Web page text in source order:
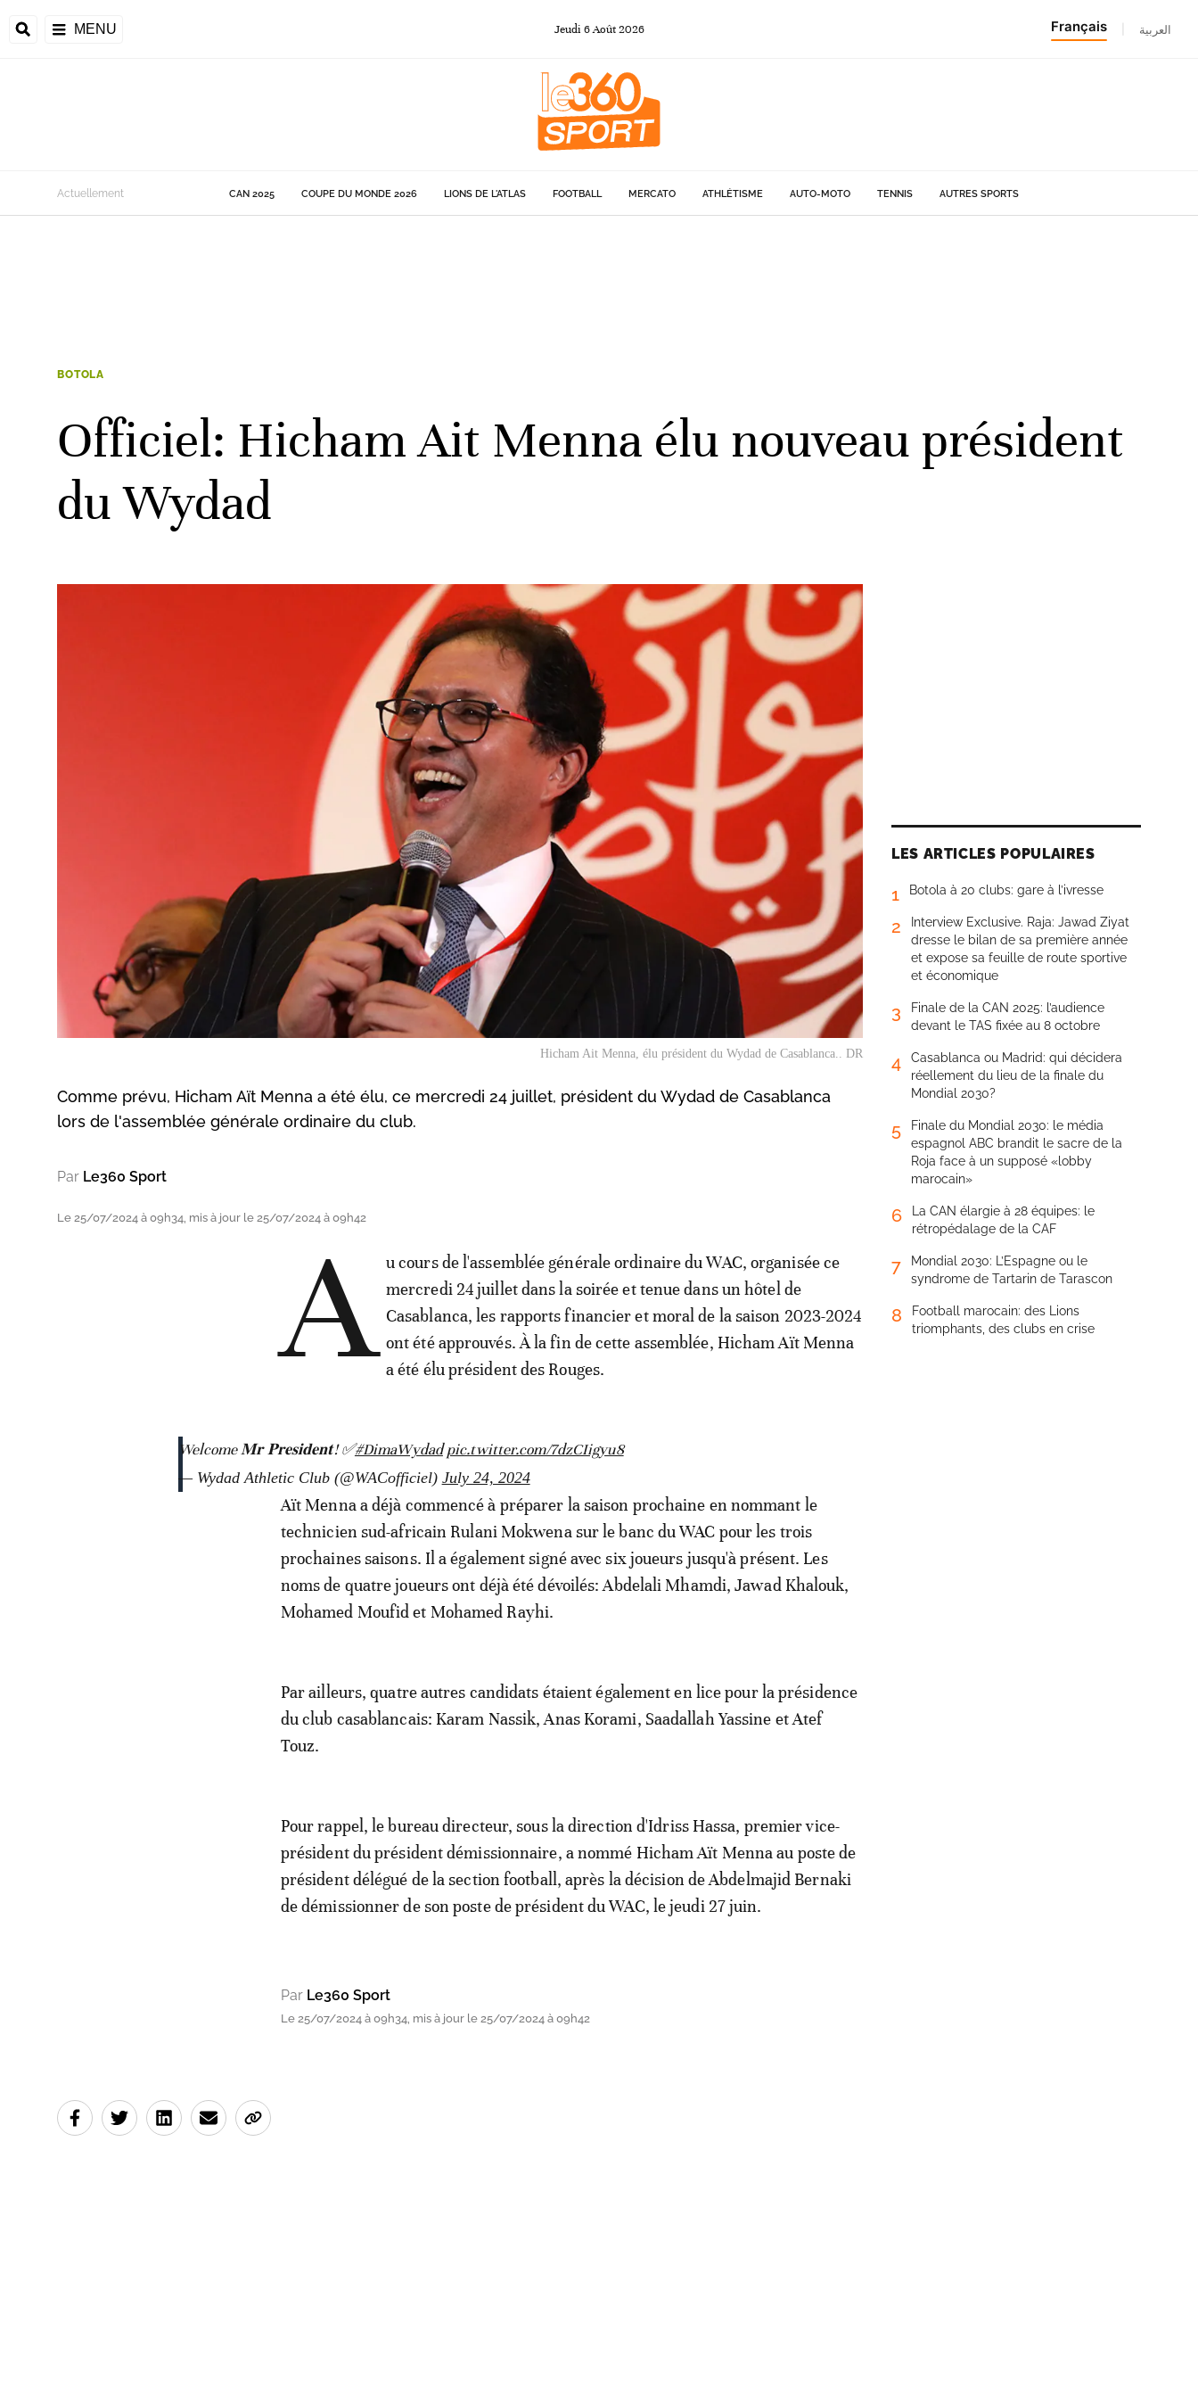
MENU Jeudi 6Août 2026 Français العربية
de la CAF
Actuellement CAN 2025 COUPE DU MONDE 2026 LIONS DE L'ATLAS FOOTBALL MERCATO ATHLÉTISME AUTO-MOTO TENNIS AUTRES SPORTS
BOTOLA
Officiel: Hicham Ait Menna élu nouveau président
du Wydad
Hicham Ait Menna, élu président du Wydad de Casablanca.. DR
Comme prévu, Hicham Aït Menna a été élu, ce mercredi 24 juillet, président du Wydad de Casablanca
lors de l'assemblée générale ordinaire du club.
Par Le360 Sport
Le 25/07/2024 à 09h34, mis à jour le 25/07/2024 à 09h42
A u cours de l'assemblée générale ordinaire du WAC, organisée ce
mercredi 24 juillet dans la soirée et tenue dans un hôtel de
Casablanca, les rapports financier et moral de la saison 2023-2024
ont été approuvés. À la fin de cette assemblée, Hicham Aït Menna
a été élu président des Rouges.
Welcome 𝐌𝐫 𝐏𝐫𝐞𝐬𝐢𝐝𝐞𝐧𝐭! ✅#DimaWydad pic.twitter.com/7dzCIigyu8
— Wydad Athletic Club (@WACofficiel) July 24, 2024
Aït Menna a déjà commencé à préparer la saison prochaine en nommant le
technicien sud-africain Rulani Mokwena sur le banc du WAC pour les trois
prochaines saisons. Il a également signé avec six joueurs jusqu'à présent. Les
noms de quatre joueurs ont déjà été dévoilés: Abdelali Mhamdi, Jawad Khalouk,
Mohamed Moufid et Mohamed Rayhi.
Par ailleurs, quatre autres candidats étaient également en lice pour la présidence
du club casablancais: Karam Nassik, Anas Korami, Saadallah Yassine et Atef
Touz.
Pour rappel, le bureau directeur, sous la direction d'Idriss Hassa, premier vice-
président du président démissionnaire, a nommé Hicham Aït Menna au poste de
président délégué de la section football, après la décision de Abdelmajid Bernaki
de démissionner de son poste de président du WAC, le jeudi 27 juin.
Par Le360 Sport
Le 25/07/2024 à 09h34, mis à jour le 25/07/2024 à 09h42
LES ARTICLES POPULAIRES
1 Botola à 20 clubs: gare à l’ivresse
2
Interview Exclusive. Raja: Jawad Ziyat
dresse le bilan de sa première année
et expose sa feuille de route sportive
et économique
3
Finale de la CAN 2025: l’audience
devant le TAS fixée au 8 octobre
4
Casablanca ou Madrid: qui décidera
réellement du lieu de la finale du
Mondial 2030?
5
Finale du Mondial 2030: le média
espagnol ABC brandit le sacre de la
Roja face à un supposé «lobby
marocain»
6
La CAN élargie à 28 équipes: le
rétropédalage de la CAF
7
Mondial 2030: L’Espagne ou le
syndrome de Tartarin de Tarascon
8
Football marocain: des Lions
triomphants, des clubs en crise